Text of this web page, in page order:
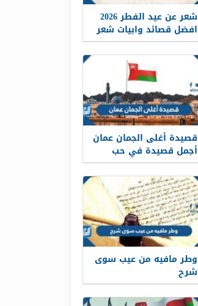
شعر عن عيد الفطر 2026
افضل قصائد وابيات شعر
العيد مكتوبة
قصيدة أغلى الجمان عمان
أجمل قصيدة في حب
عمان مكتوبة 2026
وطر مافيه من عيب سوى
شرح